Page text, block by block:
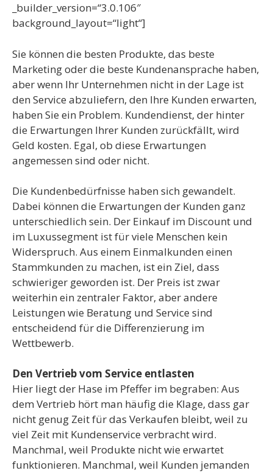
_builder_version=“3.0.106″
background_layout=“light“]
Sie können die besten Produkte, das beste
Marketing oder die beste Kundenansprache haben,
aber wenn Ihr Unternehmen nicht in der Lage ist
den Service abzuliefern, den Ihre Kunden erwarten,
haben Sie ein Problem. Kundendienst, der hinter
die Erwartungen Ihrer Kunden zurückfällt, wird
Geld kosten. Egal, ob diese Erwartungen
angemessen sind oder nicht.
Die Kundenbedürfnisse haben sich gewandelt.
Dabei können die Erwartungen der Kunden ganz
unterschiedlich sein. Der Einkauf im Discount und
im Luxussegment ist für viele Menschen kein
Widerspruch. Aus einem Einmalkunden einen
Stammkunden zu machen, ist ein Ziel, dass
schwieriger geworden ist. Der Preis ist zwar
weiterhin ein zentraler Faktor, aber andere
Leistungen wie Beratung und Service sind
entscheidend für die Differenzierung im
Wettbewerb.
Den Vertrieb vom Service entlasten
Hier liegt der Hase im Pfeffer im begraben: Aus
dem Vertrieb hört man häufig die Klage, dass gar
nicht genug Zeit für das Verkaufen bleibt, weil zu
viel Zeit mit Kundenservice verbracht wird.
Manchmal, weil Produkte nicht wie erwartet
funktionieren. Manchmal, weil Kunden jemanden